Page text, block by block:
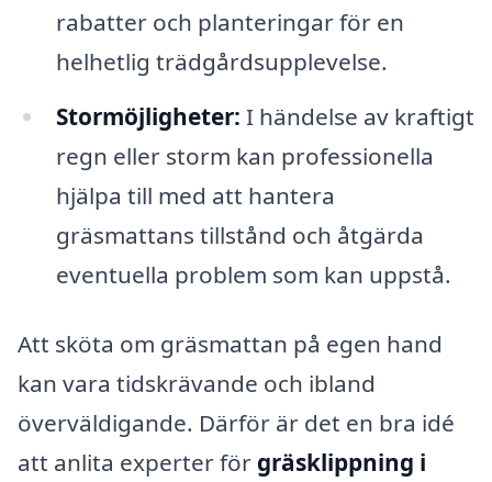
rabatter och planteringar för en
helhetlig trädgårdsupplevelse.
Stormöjligheter: I händelse av kraftigt
regn eller storm kan professionella
hjälpa till med att hantera
gräsmattans tillstånd och åtgärda
eventuella problem som kan uppstå.
Att sköta om gräsmattan på egen hand
kan vara tidskrävande och ibland
överväldigande. Därför är det en bra idé
att anlita experter för gräsklippning i